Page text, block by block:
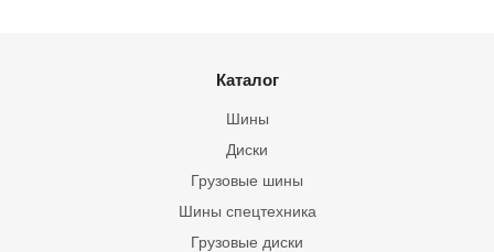
Каталог
Шины
Грузовые шины
Шины спецтехника
Диски
Грузовые диски